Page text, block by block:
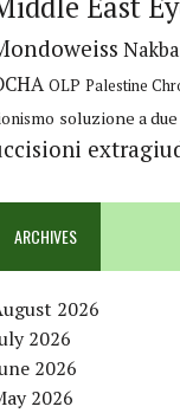
Nakba
OLP Palestine
soluzione a
ARCHIVES
2026
2026
2026
2026